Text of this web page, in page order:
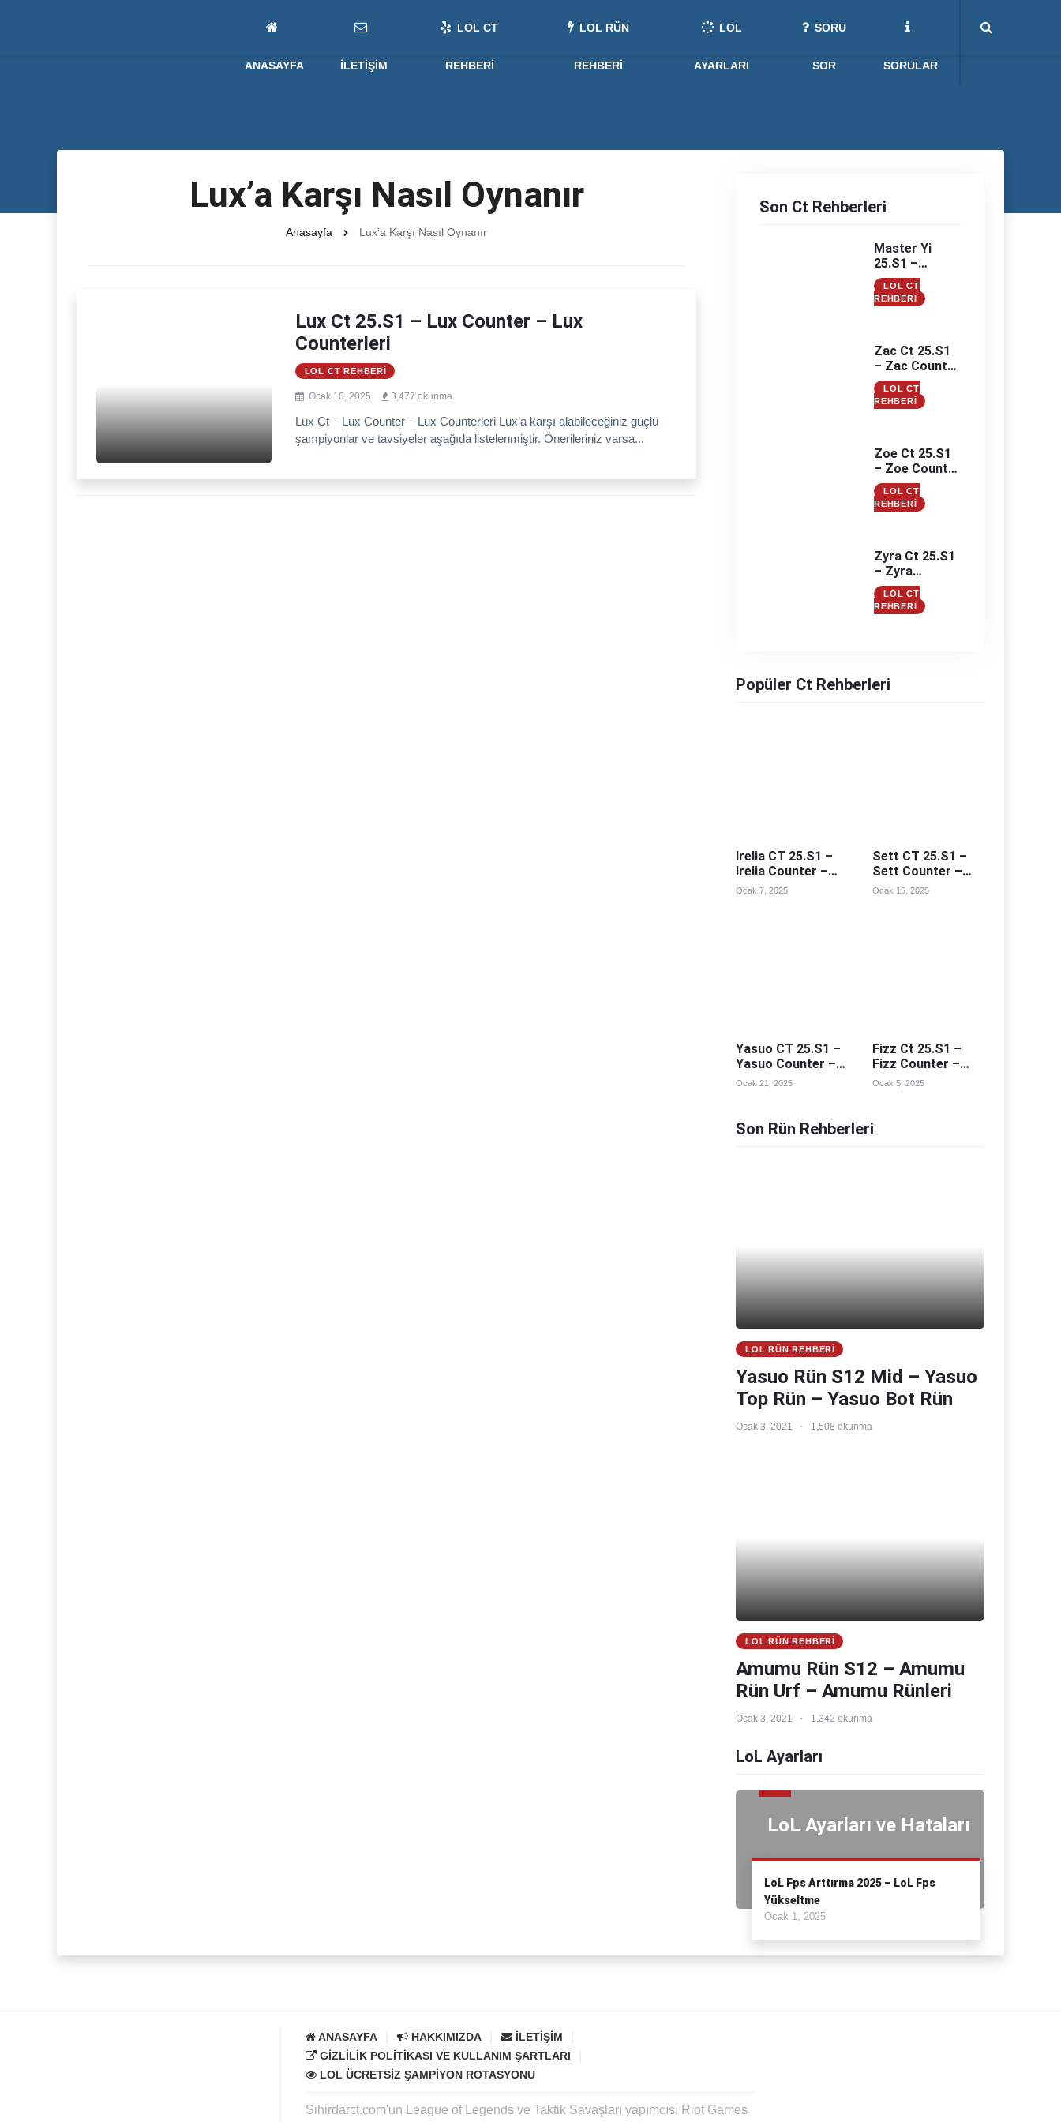
ANASAYFA İLETIŞIM
LOL CT
REHBERI
LOL RÜN
REHBERI
LOL
AYARLARI
SORU
SOR SORULAR
Lux’a Karşı Nasıl Oynanır
Anasayfa Lux’a Karşı Nasıl Oynanır
Lux Ct 25.S1 – Lux Counter – Lux
Counterleri
LOL CT REHBERI
Ocak 10, 2025 3,477 okunma
Lux Ct – Lux Counter – Lux Counterleri Lux’a karşı alabileceğiniz güçlü
şampiyonlar ve tavsiyeler aşağıda listelenmiştir. Önerileriniz varsa...
Son Ct Rehberleri
Master Yi
25.S1 –
Master Yi
Counter –
Master Yi
LOL CT
REHBERI
Zac Ct 25.S1
– Zac Counter
– Zac
Counterleri
LOL CT
REHBERI
Zoe Ct 25.S1
– Zoe Counter
– Zoe
Counterleri
LOL CT
REHBERI
Zyra Ct 25.S1
– Zyra
Counter –
Zyra
Counterleri
LOL CT
REHBERI
Popüler Ct Rehberleri
Irelia CT 25.S1 –
Irelia Counter –
Irealia Counterleri
Ocak 7, 2025
Sett CT 25.S1 –
Sett Counter –
Sett Counterleri
Ocak 15, 2025
Yasuo CT 25.S1 –
Yasuo Counter –
Yasuo Counterleri
Ocak 21, 2025
Fizz Ct 25.S1 –
Fizz Counter –
Fizz Counterleri
Ocak 5, 2025
Son Rün Rehberleri
LOL RÜN REHBERI
Yasuo Rün S12 Mid – Yasuo
Top Rün – Yasuo Bot Rün
Ocak 3, 2021 1,508 okunma
LOL RÜN REHBERI
Amumu Rün S12 – Amumu
Rün Urf – Amumu Rünleri
Ocak 3, 2021 1,342 okunma
LoL Ayarları
LoL Ayarları ve Hataları
LoL Fps Arttırma 2025 – LoL Fps
Yükseltme
Ocak 1, 2025
ANASAYFA HAKKIMIZDA
İLETIŞIM
GIZLILIK POLITIKASI VE KULLANIM ŞARTLARI
LOL ÜCRETSIZ ŞAMPIYON ROTASYONU
Sihirdarct.com'un League of Legends ve Taktik Savaşları yapımcısı Riot Games